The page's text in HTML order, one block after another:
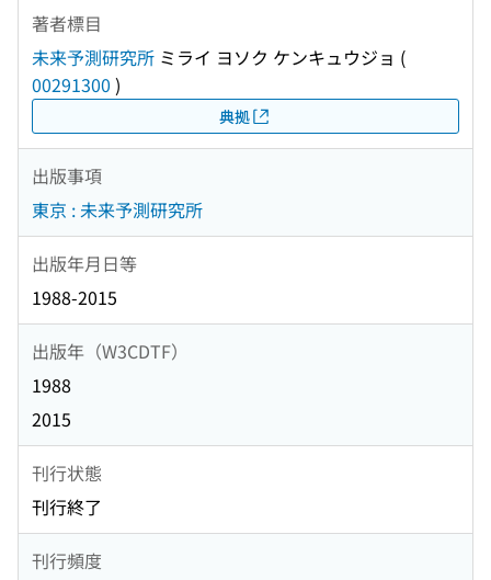
著者標目
未来予測研究所 ミライ ヨソク ケンキュウジョ (
00291300 )
典拠
出版事項
東京 : 未来予測研究所
出版年月日等
1988-2015
出版年（W3CDTF）
1988
2015
刊行状態
刊行終了
刊行頻度